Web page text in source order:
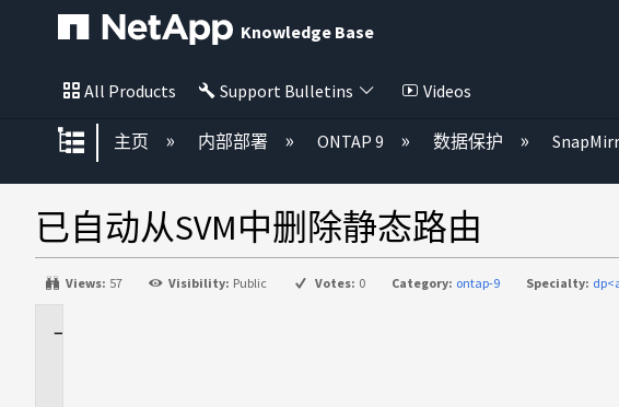
Knowledge Base
All Products Support Bulletins Videos
扩展/隐缩全局层次
主页 内部部署 ONTAP 9 数据保护
已自动从SVM中删除静态路由
Views: 57 Visibility: Public Votes: 0 Category: ontap-9 Specialty: